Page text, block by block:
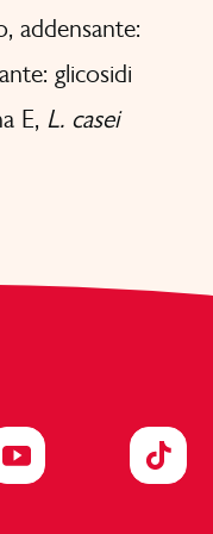
addensante:
glicosidi
E, L. casei